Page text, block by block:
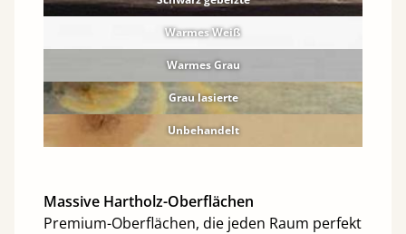
Warmes Weiß
Warmes Grau
Grau lasierte
Unbehandelt
Massive Hartholz-Oberflächen
Premium-Oberflächen, die jeden Raum perfekt